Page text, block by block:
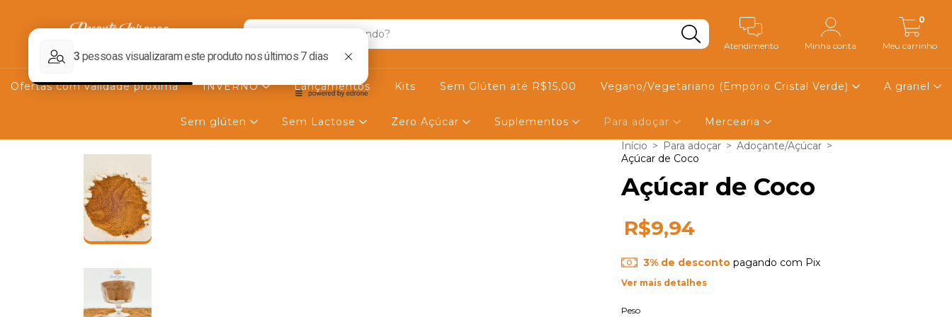
Atendimento Minha conta Meu carrinho
0
Ofertas com validade próxima INVERNO Lançamentos Kits Sem Glúten até R$15,00 Vegano/Vegetariano (Empório Cristal Verde) A granel
Sem glúten Sem Lactose Zero Açúcar Suplementos Para adoçar Mercearia
Início > Para adoçar > Adoçante/Açúcar >
Açúcar de Coco
Açúcar de Coco
R$9,94
3% de desconto pagando com Pix
Ver mais detalhes
Peso